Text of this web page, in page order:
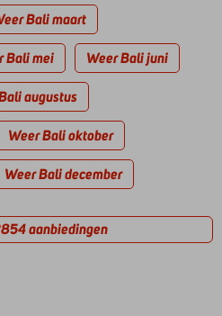
Bali maart
Bali mei Weer Bali juni
augustus
Weer Bali oktober
Weer Bali december
aanbiedingen